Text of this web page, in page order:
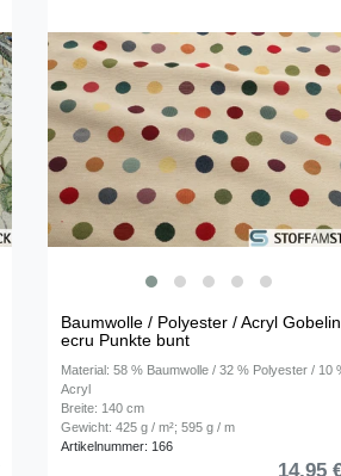
Baumwolle / Polyester / Acryl Gobelin
ecru Punkte bunt
Material: 58 % Baumwolle / 32 % Polyester / 10
Acryl
Breite: 140 cm
Gewicht: 425 g / m²; 595 g / m
Artikelnummer: 166
14,95